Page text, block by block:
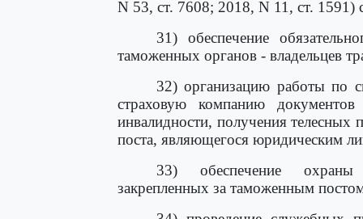
N 53, ст. 7608; 2018, N 11, ст. 1591)
31) обеспечение
таможенных органов - владельцев
32) организацию работы по
страховую компанию
инвалидности, получения
поста, являющегося юридическим
33) обеспечение охраны
закрепленных за таможенным